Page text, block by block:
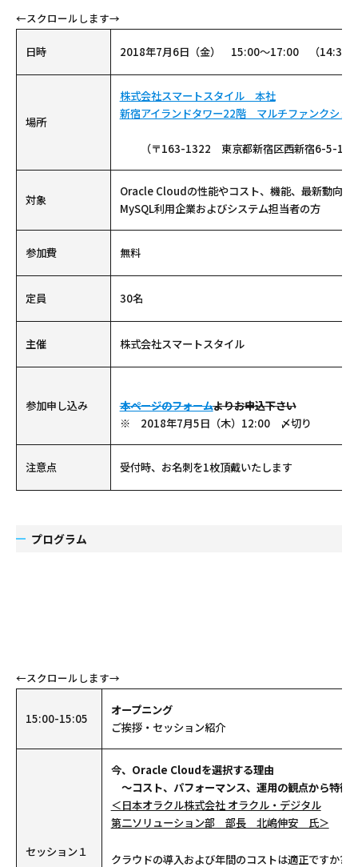
日時 2018年7月6日（金） 15:00～17:00 （14:30
場所
株式会社スマートスタイル 本社
新宿アイランドタワー22階 マルチファンクショ
（〒163-1322 東京都新宿区西新宿6-5-1）
対象
Oracle Cloudの性能やコスト、機能、最新動向に
MySQL利用企業およびシステム担当者の方
参加費 無料
定員 30名
主催 株式会社スマートスタイル
参加申し込み 本ページのフォームよりお申込下さい
※ 2018年7月5日（木）12:00 〆切り
注意点 受付時、お名刺を1枚頂戴いたします
プログラム
15:00-15:05
オープニング
ご挨拶・セッション紹介
セッション１
今、Oracle Cloudを選択する理由
～コスト、パフォーマンス、運用の観点から特徴
＜日本オラクル株式会社 オラクル・デジタル
第二ソリューション部 部長 北嶋伸安 氏＞
クラウドの導入および年間のコストは適正ですか?